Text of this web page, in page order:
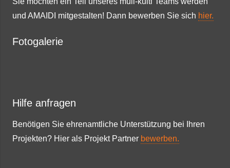
und AMAIDI mitgestalten! Dann bewerben Sie sich hier.
Fotogalerie
Hilfe anfragen
Benötigen Sie ehrenamtliche Unterstützung bei Ihren
Projekten? Hier als Projekt Partner bewerben.